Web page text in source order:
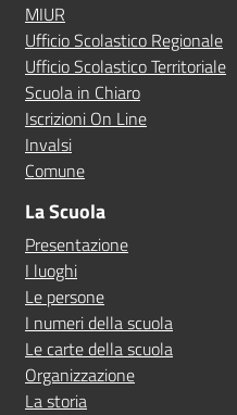
MIUR
Ufficio Scolastico Regionale
Ufficio Scolastico Territoriale
Scuola in Chiaro
Iscrizioni On Line
Invalsi
Comune
La Scuola
Presentazione
I luoghi
Le persone
I numeri della scuola
Le carte della scuola
Organizzazione
La storia